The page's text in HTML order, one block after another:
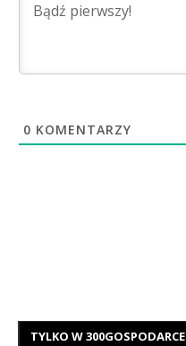
0 KOMENTARZY
TYLKO W 300GOSPODARCE